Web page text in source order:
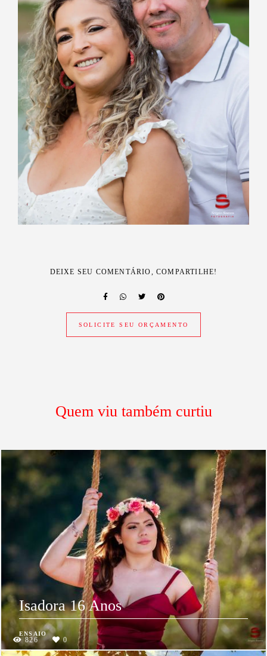
DEIXE SEU COMENTÁRIO, COMPARTILHE!
SOLICITE SEU ORÇAMENTO
Quem viu também curtiu
Isadora 16 Anos
ENSAIO
826 0